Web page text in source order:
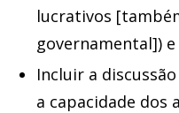
lucrativos
governamental])
Incluir a
a capacidade dos